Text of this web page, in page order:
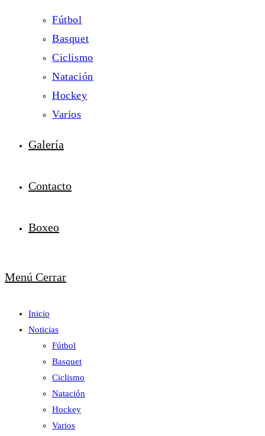
Fútbol
Basquet
Ciclismo
Natación
Hockey
Varios
Galería
Contacto
Boxeo
Menú Cerrar
Inicio
Noticias
Fútbol
Basquet
Ciclismo
Natación
Hockey
Varios